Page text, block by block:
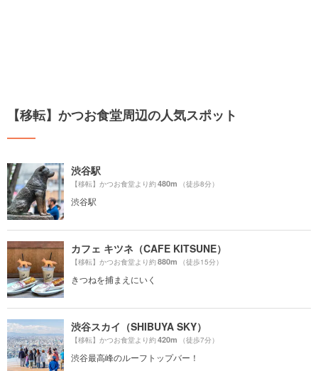
【移転】かつお食堂周辺の人気スポット
渋谷駅
【移転】かつお食堂より約480m （徒歩8分）
渋谷駅
カフェ キツネ（CAFE KITSUNE）
【移転】かつお食堂より約880m （徒歩15分）
きつねを捕まえにいく
渋谷スカイ（SHIBUYA SKY）
【移転】かつお食堂より約420m （徒歩7分）
渋谷最高峰のルーフトップバー！